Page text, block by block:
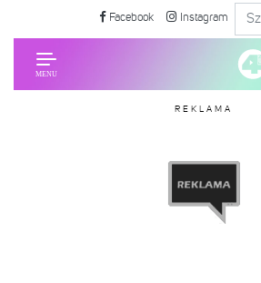
Facebook Instagram
REKLAMA